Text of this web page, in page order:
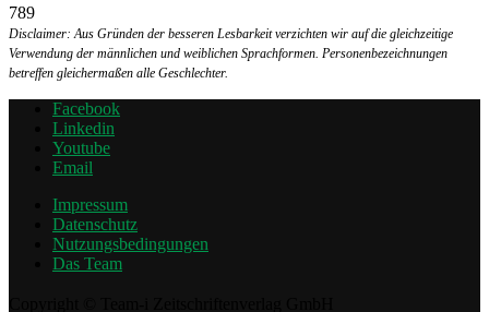
789
Disclaimer: Aus Gründen der besseren Lesbarkeit verzichten wir auf die gleichzeitige
Verwendung der männlichen und weiblichen Sprachformen. Personenbezeichnungen
betreffen gleichermaßen alle Geschlechter.
Facebook
Linkedin
Youtube
Email
Impressum
Datenschutz
Nutzungsbedingungen
Das Team